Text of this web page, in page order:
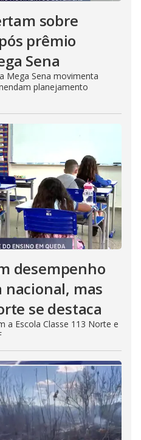
sobre
prêmio
Sena
Mega Sena movimenta
planejamento
desempenho
nacional, mas
se destaca
a Escola Classe 113 Norte e